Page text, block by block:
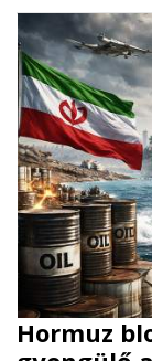
Hormuz